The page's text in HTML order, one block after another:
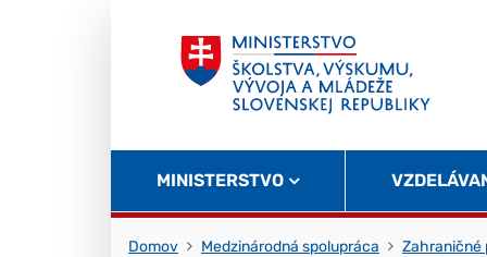
MINISTERSTVO
Domov Medzinárodná spolupráca
Zahraničné